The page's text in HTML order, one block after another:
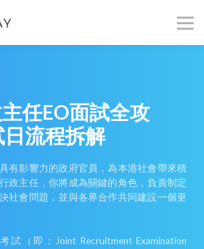
任EO面試全攻
流程拆解
有影響力的政府官員，為本港社會帶來積
政主任，你將成為關鍵的角色，負責制定
社會問題，並與各界合作共同建設一個更
試（即：Joint Recruitment Examination